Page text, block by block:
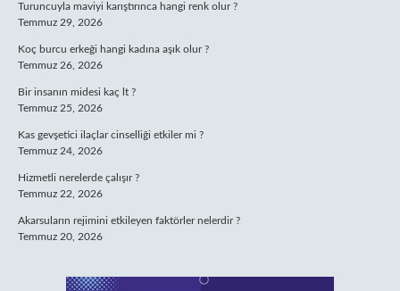
Turuncuyla maviyi karıştırınca hangi renk olur ?
Temmuz 29, 2026
Koç burcu erkeği hangi kadına aşık olur ?
Temmuz 26, 2026
Bir insanın midesi kaç lt ?
Temmuz 25, 2026
Kas gevşetici ilaçlar cinselliği etkiler mi ?
Temmuz 24, 2026
Hizmetli nerelerde çalışır ?
Temmuz 22, 2026
Akarsuların rejimini etkileyen faktörler nelerdir ?
Temmuz 20, 2026